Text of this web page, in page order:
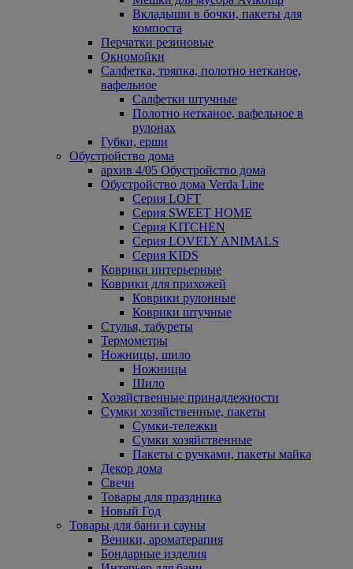
Вкладыши в бочки, пакеты для
компоста
Перчатки резиновые
Окномойки
Салфетка, тряпка, полотно нетканое,
вафельное
Салфетки штучные
Полотно нетканое, вафельное в
рулонах
Губки, ерши
Обустройство дома
архив 4/05 Обустройство дома
Обустройство дома Verda Line
Серия LOFT
Серия SWEET HOME
Серия KITCHEN
Серия LOVELY ANIMALS
Серия KIDS
Коврики интерьерные
Коврики для прихожей
Коврики рулонные
Коврики штучные
Стулья, табуреты
Термометры
Ножницы, шило
Ножницы
Шило
Хозяйственные принадлежности
Сумки хозяйственные, пакеты
Сумки-тележки
Сумки хозяйственные
Пакеты с ручками, пакеты майка
Декор дома
Свечи
Товары для праздника
Новый Год
Товары для бани и сауны
Веники, ароматерапия
Бондарные изделия